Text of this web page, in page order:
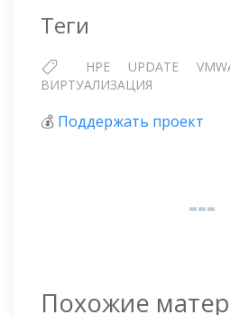
Теги
HPE UPDATE
ВИРТУАЛИЗАЦИЯ
💰 Поддержать проект
Похожие